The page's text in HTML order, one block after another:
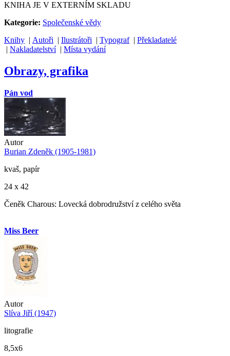
KNIHA JE V EXTERNÍM SKLADU
Kategorie: Společenské vědy
Knihy | Autoři | Ilustrátoři | Typograf| Překladatelé
| Nakladatelství| Místa vydání
Obrazy, grafika
Pán vod
Autor
Burian Zdeněk (1905-1981)
kvaš, papír
24 x 42
Čeněk Charous: Lovecká dobrodružství z celého světa
Miss Beer
Autor
Slíva Jiří (1947)
litografie
8,5x6